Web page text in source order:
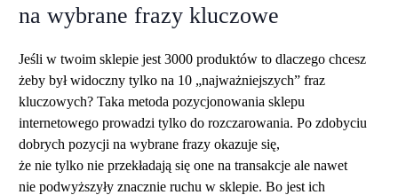
na wybrane frazy kluczowe
Jeśli w twoim sklepie jest 3000 produktów to dlaczego chcesz
żeby był widoczny tylko na 10 „najważniejszych” fraz
kluczowych? Taka metoda pozycjonowania sklepu
internetowego prowadzi tylko do rozczarowania. Po zdobyciu
dobrych pozycji na wybrane frazy okazuje się,
że nie tylko nie przekładają się one na transakcje ale nawet
nie podwyższyły znacznie ruchu w sklepie. Bo jest ich